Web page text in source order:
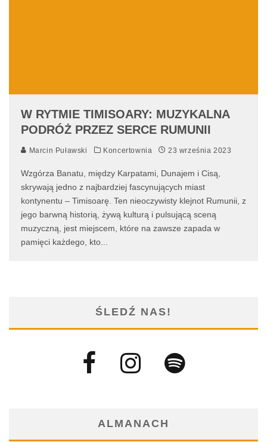
W RYTMIE TIMISOARY: MUZYKALNA
PODRÓŻ PRZEZ SERCE RUMUNII
Marcin Puławski Koncertownia 23 września 2023
Wzgórza Banatu, między Karpatami, Dunajem i Cisą,
skrywają jedno z najbardziej fascynujących miast
kontynentu – Timisoarę. Ten nieoczywisty klejnot Rumunii, z
jego barwną historią, żywą kulturą i pulsującą sceną
muzyczną, jest miejscem, które na zawsze zapada w
pamięci każdego, kto
ŚLEDŹ NAS!
ALMANACH